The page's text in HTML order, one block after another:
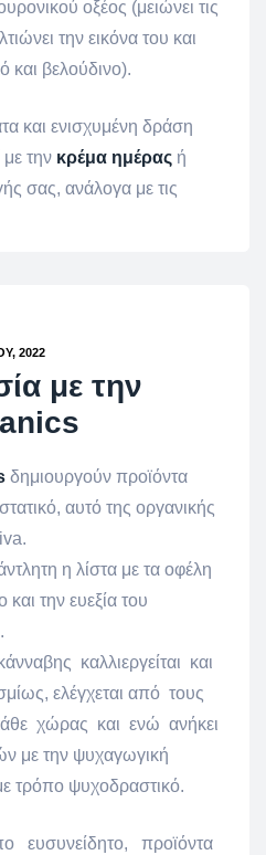
οξέος (μειώνει τις
την εικόνα του και
και βελούδινο).
και ενισχυμένη δράση
την κρέμα ημέρας ή
σας, ανάλογα με τις
2022
με την
δημιουργούν προϊόντα
αυτό της οργανικής
η λίστα με τα οφέλη
την ευεξία του
καλλιεργείται και
ελέγχεται από τους
χώρας και ενώ ανήκει
με την ψυχαγωγική
τρόπο ψυχοδραστικό.
ευσυνείδητο, προϊόντα